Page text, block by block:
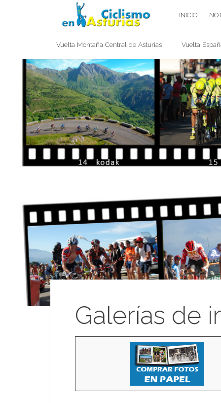
CICLISMO EN ASTURIAS INICIO
Vuelta Montaña Central de Asturias Vuelta
Galerías de